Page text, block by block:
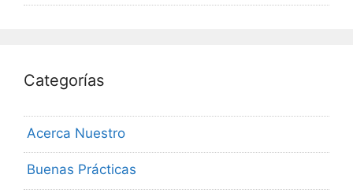
Categorías
Acerca Nuestro
Buenas Prácticas